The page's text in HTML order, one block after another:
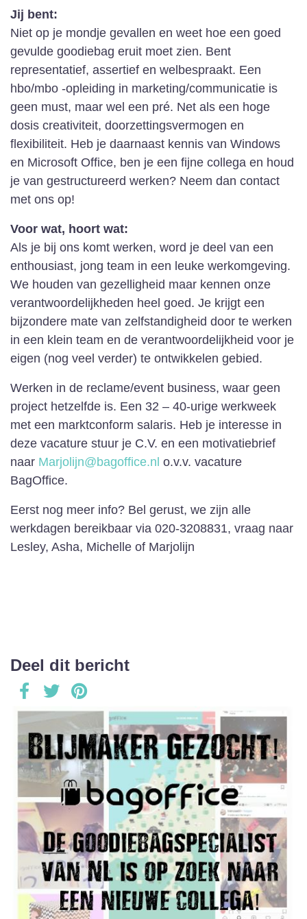
Jij bent:
Niet op je mondje gevallen en weet hoe een goed
gevulde goodiebag eruit moet zien. Bent
representatief, assertief en welbespraakt. Een
hbo/mbo -opleiding in marketing/communicatie is
geen must, maar wel een pré. Net als een hoge
dosis creativiteit, doorzettingsvermogen en
flexibiliteit. Heb je daarnaast kennis van Windows
en Microsoft Office, ben je een fijne collega en houd
je van gestructureerd werken? Neem dan contact
met ons op!
Voor wat, hoort wat:
Als je bij ons komt werken, word je deel van een
enthousiast, jong team in een leuke werkomgeving.
We houden van gezelligheid maar kennen onze
verantwoordelijkheden heel goed. Je krijgt een
bijzondere mate van zelfstandigheid door te werken
in een klein team en de verantwoordelijkheid voor je
eigen (nog veel verder) te ontwikkelen gebied.
Werken in de reclame/event business, waar geen
project hetzelfde is. Een 32 – 40-urige werkweek
met een marktconform salaris. Heb je interesse in
deze vacature stuur je C.V. en een motivatiebrief
naar Marjolijn@bagoffice.nl o.v.v. vacature
BagOffice.
Eerst nog meer info? Bel gerust, we zijn alle
werkdagen bereikbaar via 020-3208831, vraag naar
Lesley, Asha, Michelle of Marjolijn
Deel dit bericht